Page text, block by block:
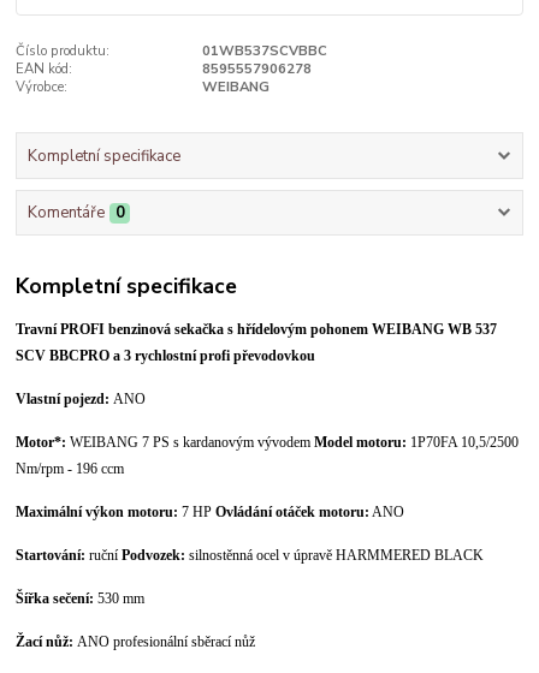
Číslo produktu:
01WB537SCVBBC
EAN kód:
8595557906278
Výrobce:
WEIBANG
Kompletní specifikace
Komentáře 0
Kompletní specifikace
Travní PROFI benzinová sekačka s hřídelovým pohonem WEIBANG WB 537
SCV BBCPRO a 3 rychlostní profi převodovkou
Vlastní pojezd: ANO
Motor*: WEIBANG 7 PS s kardanovým vývodemModel motoru: 1P70FA 10,5/2500
Nm/rpm - 196 ccm
Maximální výkon motoru: 7 HPOvládání otáček motoru: ANO
Startování: ručníPodvozek: silnostěnná ocel v úpravě HARMMERED BLACK
Šířka sečení: 530 mm
Žací nůž: ANO profesionální sběrací nůž